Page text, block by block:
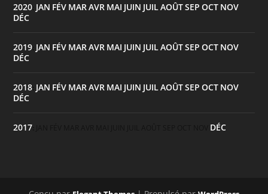
2020 JAN FÉV MARAVR MAI JUIN JUILAOÛTSEP OCT NOV
DÉC
2019 JAN FÉV MARAVR MAI JUIN JUILAOÛTSEP OCT NOV
DÉC
2018 JAN FÉV MARAVR MAI JUIN JUILAOÛTSEP OCT NOV
DÉC
2017 DÉC